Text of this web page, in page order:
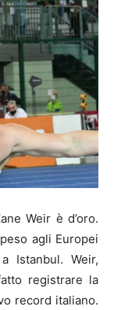
Weir è d’oro.
agli Europei
Istanbul. Weir,
registrare la
record italiano.